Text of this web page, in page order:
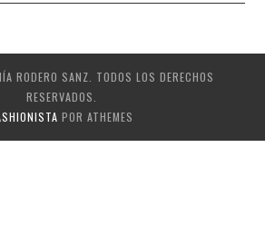
RODERO SANZ. TODOS LOS DERECHOS
RESERVADOS.
POR ATHEMES